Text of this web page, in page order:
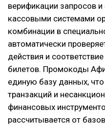
верификации запросов и
кассовыми системами
комбинации в
автоматически
действия и
билетов. Промокоды
единую базу данных,
транзакций и
финансовых
рассчитывается от